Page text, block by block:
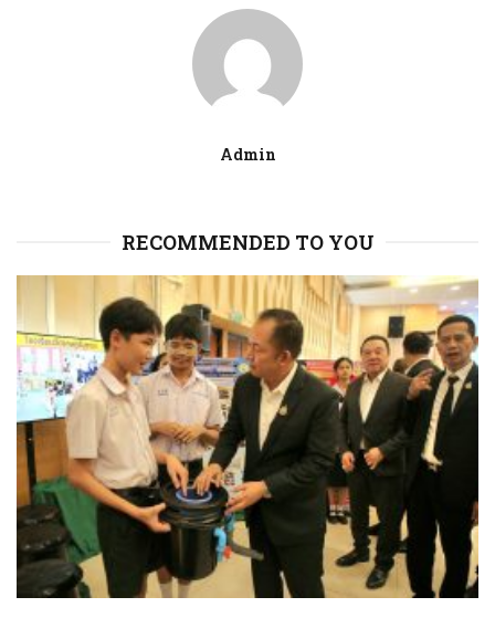
Admin
RECOMMENDED TO YOU